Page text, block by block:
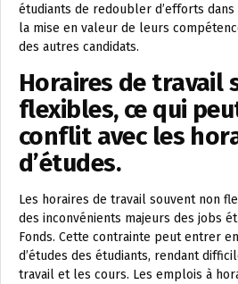
étudiants de redoubler d’efforts
la mise en valeur de leurs
des autres candidats.
Horaires de travail
flexibles, ce qui
conflit avec les
d’études.
Les horaires de travail souvent non
des inconvénients majeurs des jobs
Fonds. Cette contrainte peut entrer
d’études des étudiants, rendant
travail et les cours. Les emplois à